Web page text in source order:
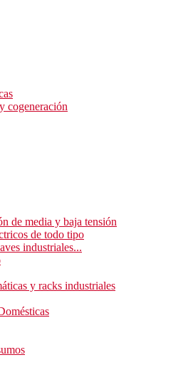
cogeneración
de media y baja tensión
de todo tipo
industriales...
y racks industriales